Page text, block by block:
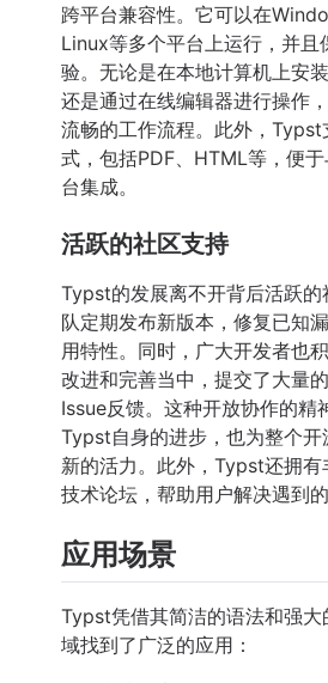
跨平台兼容性。它可以在
Linux等多个平台上运行，并且
验。无论是在本地计算机上安
还是通过在线编辑器进行操作
流畅的工作流程。此外，Typst
式，包括PDF、HTML等，便
台集成。
活跃的社区支持
Typst的发展离不开背后活跃的
队定期发布新版本，修复已知
用特性。同时，广大开发者也
改进和完善当中，提交了大量
Issue反馈。这种开放协作的精
Typst自身的进步，也为整个开
新的活力。此外，Typst还拥有
技术论坛，帮助用户解决遇到的
应用场景
Typst凭借其简洁的语法和强大
域找到了广泛的应用：